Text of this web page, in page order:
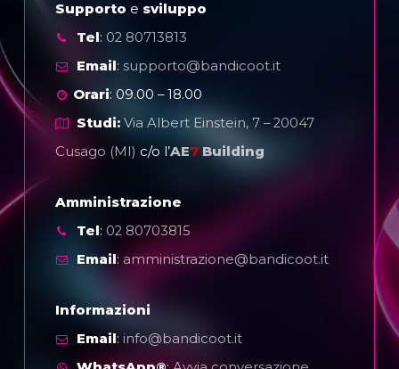
Supporto e sviluppo
Tel: 02 80713813
Email: supporto@bandicoot.it
Orari: 09.00 – 18.00
Studi: Via Albert Einstein, 7 – 20047
Cusago (MI) c/o l’AE7Building
Amministrazione
Tel: 02 80703815
Email: amministrazione@bandicoot.it
Informazioni
Email: info@bandicoot.it